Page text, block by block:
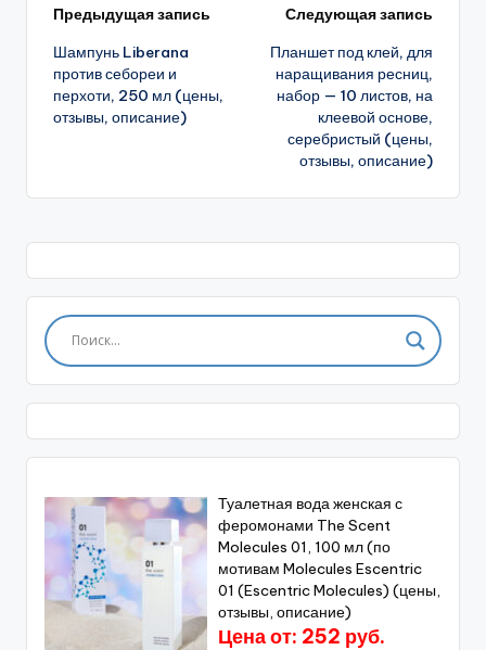
Навигация
записи
Предыдущая запись
Шампунь Liberana
против себореи и
перхоти, 250 мл (цены,
отзывы, описание)
Следующая запись
Планшет под клей, для
наращивания ресниц,
набор — 10 листов, на
клеевой основе,
серебристый (цены,
отзывы, описание)
Туалетная вода женская с
феромонами The Scent
Molecules 01, 100 мл (по
мотивам Molecules Escentric
01 (Escentric Molecules) (цены,
отзывы, описание)
Цена от: 252 руб.